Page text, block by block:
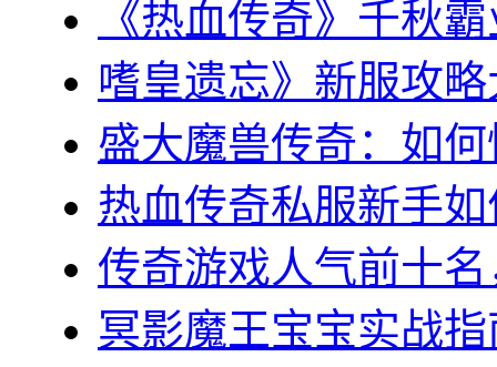
《热血传奇》千秋
嗜皇遗忘》新服攻
盛大魔兽传奇：如
热血传奇私服新手
传奇游戏人气前十
冥影魔王宝宝实战